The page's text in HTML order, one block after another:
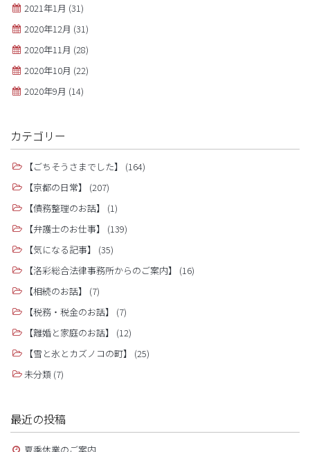
2021年1月 (31)
2020年12月 (31)
2020年11月 (28)
2020年10月 (22)
2020年9月 (14)
カテゴリー
【ごちそうさまでした】
(164)
【京都の日常】
(207)
【債務整理のお話】
(1)
【弁護士のお仕事】
(139)
【気になる記事】
(35)
【洛彩総合法律事務所からのご案内】
(16)
【相続のお話】
(7)
【税務・税金のお話】
(7)
【離婚と家庭のお話】
(12)
【雪と氷とカズノコの町】
(25)
未分類 (7)
最近の投稿
夏季休業のご案内